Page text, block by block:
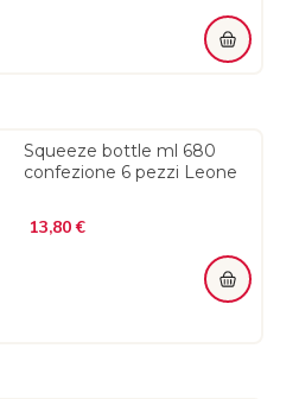
Squeeze bottle ml 680
confezione 6 pezzi Leone
13,80 €